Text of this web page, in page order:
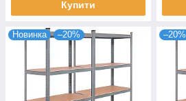
Купити
Новинка –20% –20%